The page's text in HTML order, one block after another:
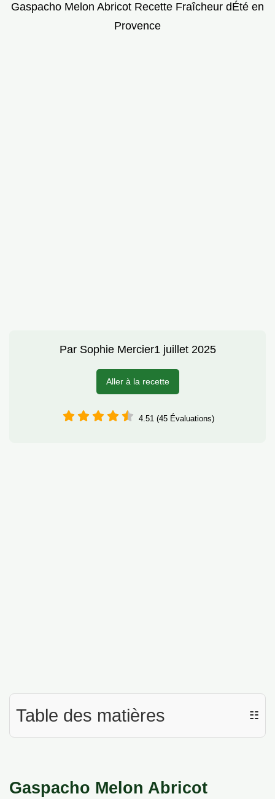
Gaspacho Melon Abricot Recette Fraîcheur dÉté en
Provence
Par Sophie Mercier1 juillet 2025
Aller à la recette
4.51 (45 Évaluations)
Table des matières ☷
Gaspacho Melon Abricot